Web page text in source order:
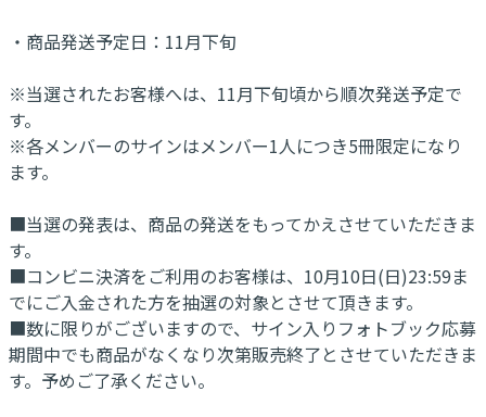
・商品発送予定日：11月下旬
※当選されたお客様へは、11月下旬頃から順次発送予定で
す。
※各メンバーのサインはメンバー1人につき5冊限定になり
ます。
■当選の発表は、商品の発送をもってかえさせていただきま
す。
■コンビニ決済をご利用のお客様は、10月10日(日)23:59ま
でにご入金された方を抽選の対象とさせて頂きます。
■数に限りがございますので、サイン入りフォトブック応募
期間中でも商品がなくなり次第販売終了とさせていただきま
す。予めご了承ください。